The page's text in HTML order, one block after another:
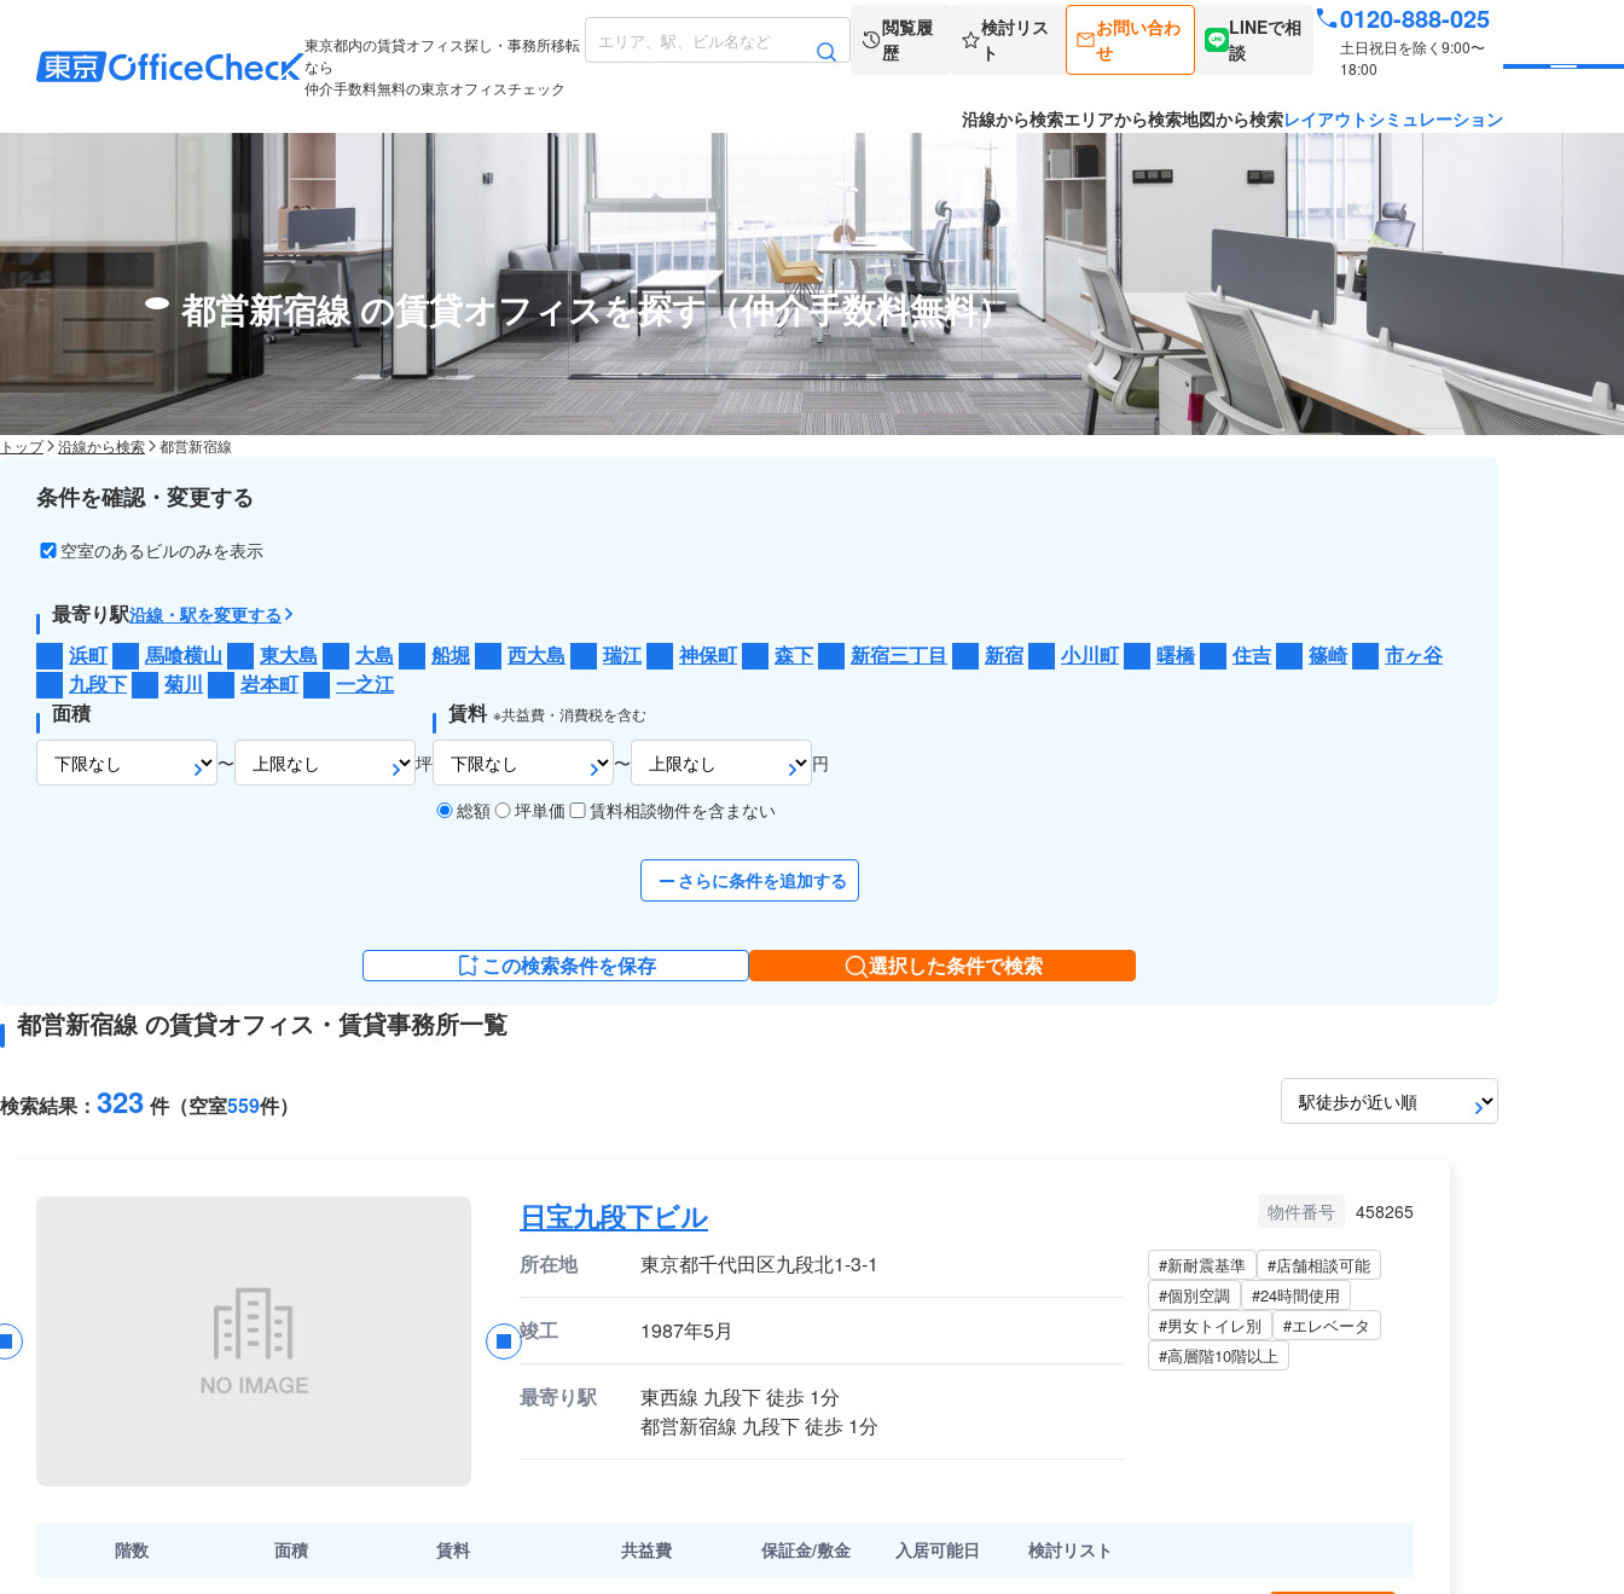
東京都内の賃貸オフィス探し・事務所移転
なら
仲介手数料無料の東京オフィスチェック
閲覧履
歴
検討リス
ト
お問い合わ
せ
LINEで相
談
0120-888-025
土日祝日を除く9:00〜
18:00
沿線から検索エリアから検索地図から検索レイアウトシミュレーション
都営新宿線 の賃貸オフィスを探す（仲介手数料無料）
トップ 沿線から検索 都営新宿線
条件を確認・変更する
空室のあるビルのみを表示
最寄り駅沿線・駅を変更する
浜町 馬喰横山 東大島 大島 船堀 西大島 瑞江 神保町 森下 新宿三丁目 新宿 小川町 曙橋 住吉 篠崎
市ヶ谷
九段下
菊川 岩本町
一之江
面積
〜 坪
賃料 ※共益費・消費税を含む
〜
円
総額
坪単価 賃料相談物件を含まない
さらに条件を追加する
この検索条件を保存 選択した条件で検索
都営新宿線 の賃貸オフィス・賃貸事務所一覧
検索結果： 323 件（空室559件）
日宝九段下ビル 物件番号 458265
所在地 東京都千代田区九段北1-3-1
竣工 1987年5月
最寄り駅
東西線 九段下 徒歩 1分
都営新宿線 九段下 徒歩 1分
#新耐震基準
#店舗相談可能
#個別空調
#24時間使用
#男女トイレ別
#エレベータ
#高層階10階以上
階数 面積 賃料 共益費 保証金/敷金 入居可能日 検討リスト